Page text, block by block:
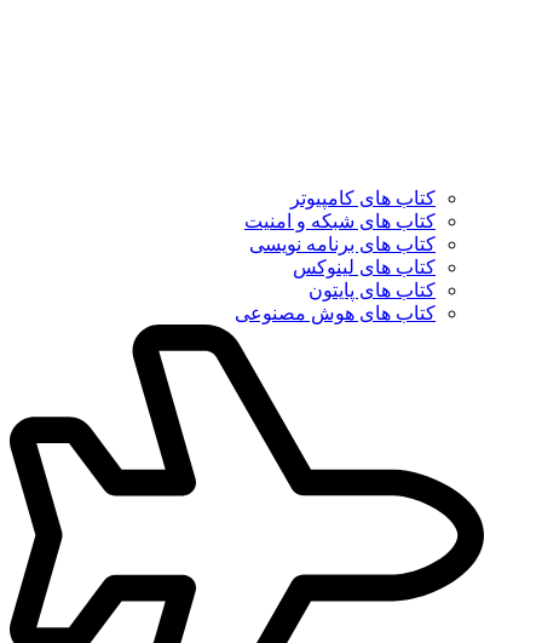
کتاب های کامپیوتر
کتاب های شبکه و امنیت
کتاب های برنامه نویسی
کتاب های لینوکس
کتاب های پایتون
کتاب های هوش مصنوعی